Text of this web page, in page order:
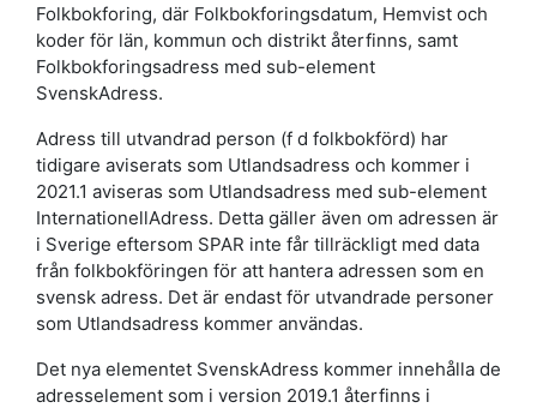
Folkbokforing, där Folkbokforingsdatum, Hemvist och
koder för län, kommun och distrikt återfinns, samt
Folkbokforingsadress med sub-element
SvenskAdress.
Adress till utvandrad person (f d folkbokförd) har
tidigare aviserats som Utlandsadress och kommer i
2021.1 aviseras som Utlandsadress med sub-element
InternationellAdress. Detta gäller även om adressen är
i Sverige eftersom SPAR inte får tillräckligt med data
från folkbokföringen för att hantera adressen som en
svensk adress. Det är endast för utvandrade personer
som Utlandsadress kommer användas.
Det nya elementet SvenskAdress kommer innehålla de
adresselement som i version 2019.1 återfinns i